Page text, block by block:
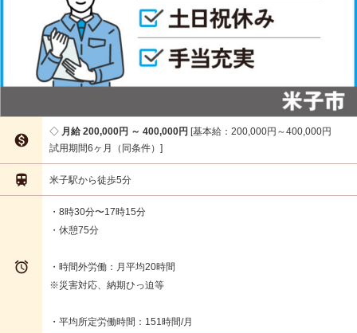

月給 200,000円 ～ 400,000円 基本給：200,000円～400,000円
試用期間6ヶ月（同条件）
 米子駅から徒歩5分

・8時30分〜17時15分
・休憩75分
・時間外労働：月平均20時間
※災害対応、納期ひっ迫等
・平均所定労働時間：151時間/月